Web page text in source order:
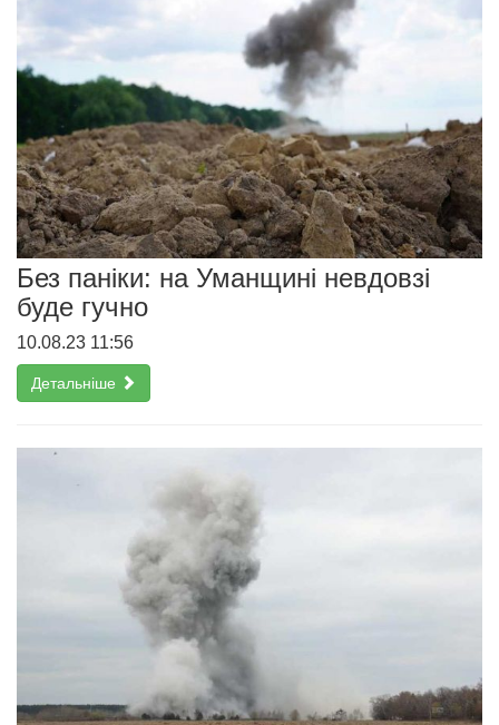
Без паніки: на Уманщині невдовзі
буде гучно
10.08.23 11:56
Детальніше